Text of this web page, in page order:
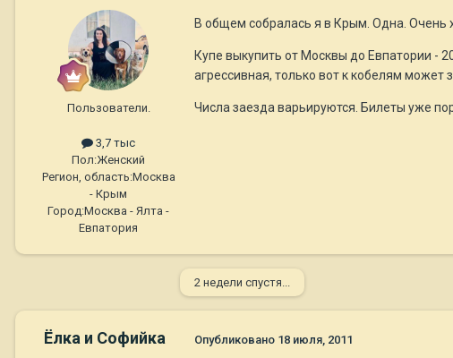
Пользователи.
3,7 тыс
Пол:Женский
Регион, область:Москва
- Крым
Город:Москва - Ялта -
Евпатория
В общем собралась я в Крым. Одна. Очень
Купе выкупить от Москвы до Евпатории -
агрессивная, только вот к кобелям может
Числа заезда варьируются. Билеты уже
2 недели спустя...
Ёлка и Софийка Опубликовано 18 июля, 2011